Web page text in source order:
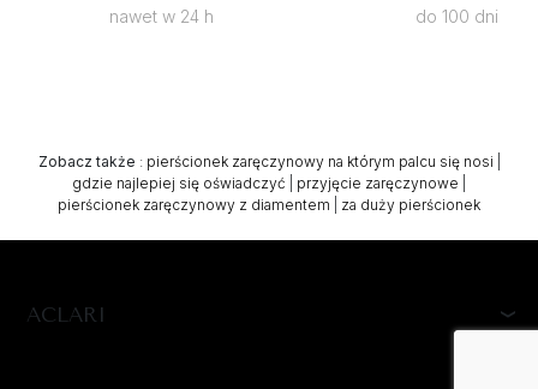
nawet w 24 h
do 100 dni
Zobacz także : pierścionek zaręczynowy na którym palcu się nosi
gdzie najlepiej się oświadczyć
przyjęcie zaręczynowe
pierścionek zaręczynowy z diamentem
za duży pierścionek
ACLARI